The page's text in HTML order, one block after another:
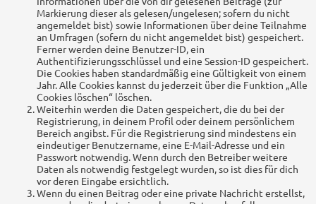
Markierung dieser als gelesen/ungelesen; sofern du nicht
angemeldet bist) sowie Informationen über deine Teilnahme
an Umfragen (sofern du nicht angemeldet bist) gespeichert.
Ferner werden deine Benutzer-ID, ein
Authentifizierungsschlüssel und eine Session-ID gespeichert.
Die Cookies haben standardmäßig eine Gültigkeit von einem
Jahr. Alle Cookies kannst du jederzeit über die Funktion „Alle
Cookies löschen“ löschen.
Weiterhin werden die Daten gespeichert, die du bei der
Registrierung, in deinem Profil oder deinem persönlichem
Bereich angibst. Für die Registrierung sind mindestens ein
eindeutiger Benutzername, eine E-Mail-Adresse und ein
Passwort notwendig. Wenn durch den Betreiber weitere
Daten als notwendig festgelegt wurden, so ist dies für dich
vor deren Eingabe ersichtlich.
Wenn du einen Beitrag oder eine private Nachricht erstellst,